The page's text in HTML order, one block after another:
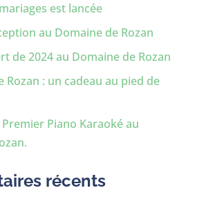
est lancée
au Domaine de Rozan
de 2024 au Domaine de Rozan
Rozan : un cadeau au pied de
Premier Piano Karaoké au
récents